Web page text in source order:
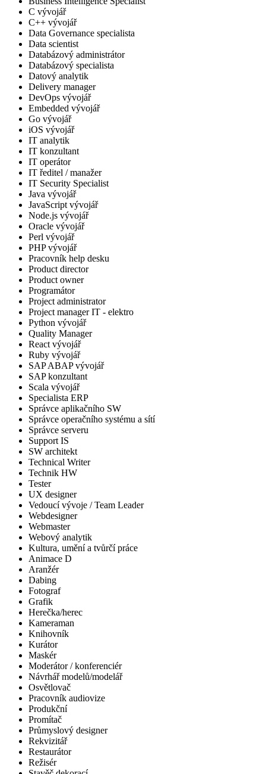
C vývojář
C++ vývojář
Data Governance specialista
Data scientist
Databázový administrátor
Databázový specialista
Datový analytik
Delivery manager
DevOps vývojář
Embedded vývojář
Go vývojář
iOS vývojář
IT analytik
IT konzultant
IT operátor
IT ředitel / manažer
IT Security Specialist
Java vývojář
JavaScript vývojář
Node.js vývojář
Oracle vývojář
Perl vývojář
PHP vývojář
Pracovník help desku
Product director
Product owner
Programátor
Project administrator
Project manager IT - elektro
Python vývojář
Quality Manager
React vývojář
Ruby vývojář
SAP ABAP vývojář
SAP konzultant
Scala vývojář
Specialista ERP
Správce aplikačního SW
Správce operačního systému a sítí
Správce serveru
Support IS
SW architekt
Technical Writer
Technik HW
Tester
UX designer
Vedoucí vývoje / Team Leader
Webdesigner
Webmaster
Webový analytik
Kultura, umění a tvůrčí práce
Animace D
Aranžér
Dabing
Fotograf
Grafik
Herečka/herec
Kameraman
Knihovník
Kurátor
Maskér
Moderátor / konferenciér
Návrhář modelů/modelář
Osvětlovač
Pracovník audiovize
Produkční
Promítač
Průmyslový designer
Rekvizitář
Restaurátor
Režisér